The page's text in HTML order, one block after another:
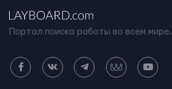
Портал поиска работы во всем мире.